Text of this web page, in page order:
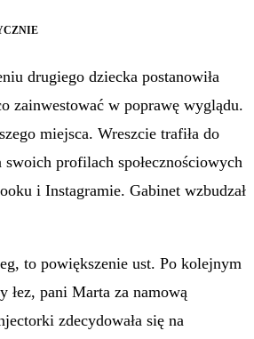
drugiego dziecka postanowiła
zainwestować w poprawę wyglądu.
miejsca. Wreszcie trafiła do
swoich profilach społecznościowych
i Instagramie. Gabinet wzbudzał
to powiększenie ust. Po kolejnym
pani Marta za namową
zdecydowała się na